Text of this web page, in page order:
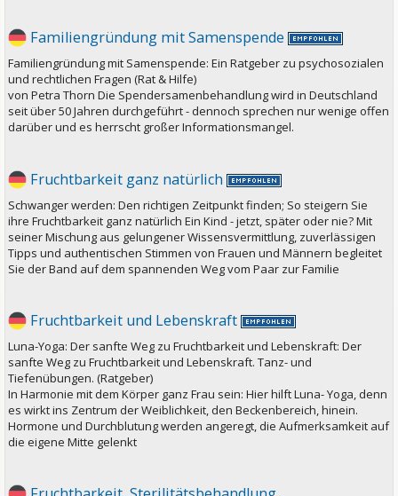
Familiengründung mit Samenspende
Familiengründung mit Samenspende: Ein Ratgeber zu psychosozialen
und rechtlichen Fragen (Rat & Hilfe)
von Petra Thorn Die Spendersamenbehandlung wird in Deutschland
seit über 50 Jahren durchgeführt - dennoch sprechen nur wenige offen
darüber und es herrscht großer Informationsmangel.
Fruchtbarkeit ganz natürlich
Schwanger werden: Den richtigen Zeitpunkt finden; So steigern Sie
ihre Fruchtbarkeit ganz natürlich Ein Kind - jetzt, später oder nie? Mit
seiner Mischung aus gelungener Wissensvermittlung, zuverlässigen
Tipps und authentischen Stimmen von Frauen und Männern begleitet
Sie der Band auf dem spannenden Weg vom Paar zur Familie
Fruchtbarkeit und Lebenskraft
Luna-Yoga: Der sanfte Weg zu Fruchtbarkeit und Lebenskraft: Der
sanfte Weg zu Fruchtbarkeit und Lebenskraft. Tanz- und
Tiefenübungen. (Ratgeber)
In Harmonie mit dem Körper ganz Frau sein: Hier hilft Luna- Yoga, denn
es wirkt ins Zentrum der Weiblichkeit, den Beckenbereich, hinein.
Hormone und Durchblutung werden angeregt, die Aufmerksamkeit auf
die eigene Mitte gelenkt